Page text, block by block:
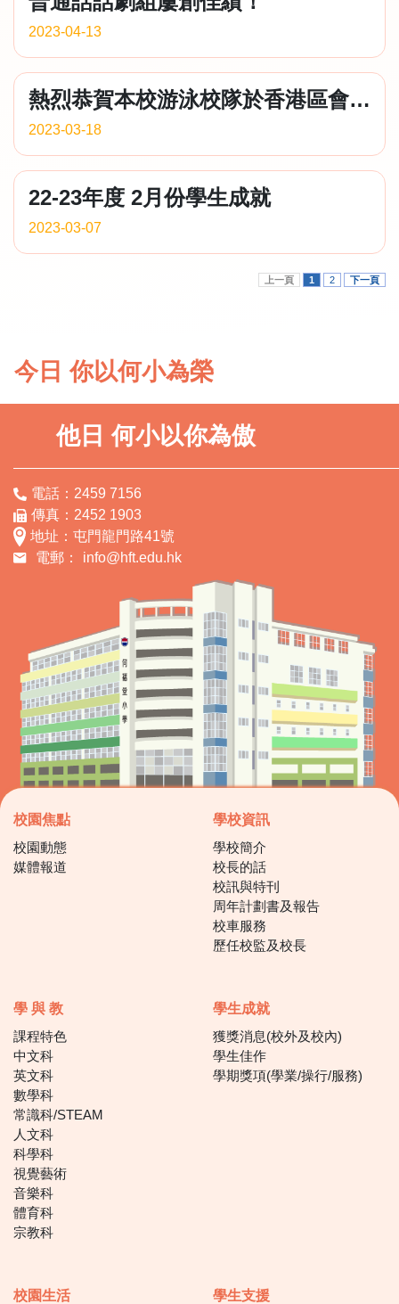
2023-04-13
熱烈恭賀本校游泳校隊於香港區會小學游泳比賽獲得驕人成績
2023-03-18
22-23年度 2月份學生成就
2023-03-07
上一頁 1 2 下一頁
今日 你以何小為榮
他日 何小以你為傲
電話：2459 7156
傳真：2452 1903
地址：屯門龍門路41號
電郵：
info@hft.edu.hk
校園焦點
校園動態
媒體報道
學校資訊
學校簡介
校長的話
校訊與特刊
周年計劃書及報告
校車服務
歷任校監及校長
學 與 教
課程特色
中文科
英文科
數學科
常識科/STEAM
人文科
科學科
視覺藝術
音樂科
體育科
宗教科
學生成就
獲獎消息(校外及校內)
學生佳作
學期獎項(學業/操行/服務)
校園生活
學生支援